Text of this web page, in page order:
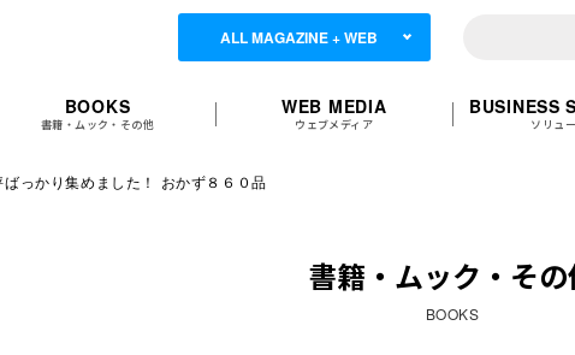
ALL MAGAZINE + WEB
BOOKS
書籍・ムック・その他
WEB MEDIA
ウェブメディア
BUSINESS
ソリュ
ばっかり集めました！ おかず８６０品
書籍・ムック・その
BOOKS